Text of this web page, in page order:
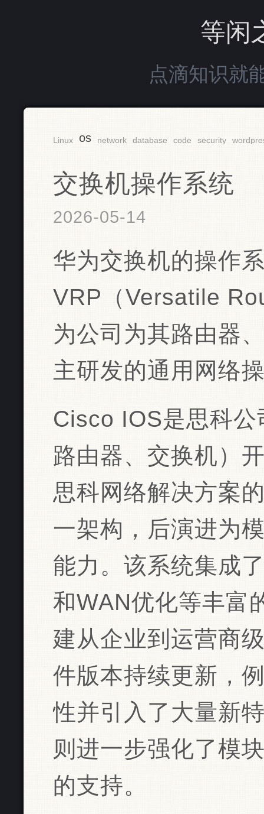
等闲
点滴知识就
Linux os network database code security
交换机操作系统
2026-05-14
华为交换机的操作
‌VRP‌（Versatile
为公司为其路由器
主研发的通用网络
Cisco IOS是思科
路由器、交换机）
思科网络解决方案
一架构，后演进为
能力。该系统集成
和WAN优化等丰富
建从企业到运营商
件版本持续更新，
性并引入了大量新
则进一步强化了模
的支持。